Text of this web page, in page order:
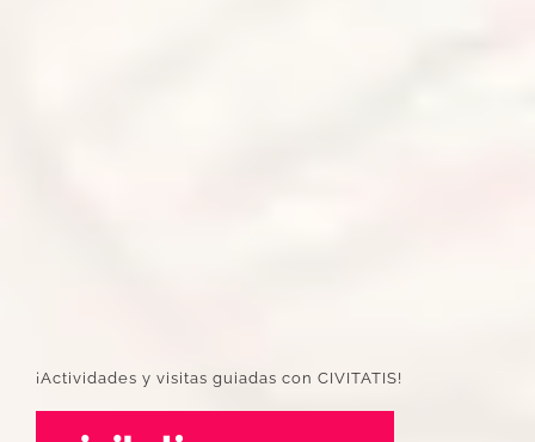
¡Actividades y visitas guiadas con CIVITATIS!